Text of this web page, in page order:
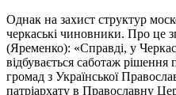
Однак на захист структур
черкаські чиновники. Про це
(Яременко): «Справді, у
відбувається саботаж рішення
громад з Української
патріархату в Православну